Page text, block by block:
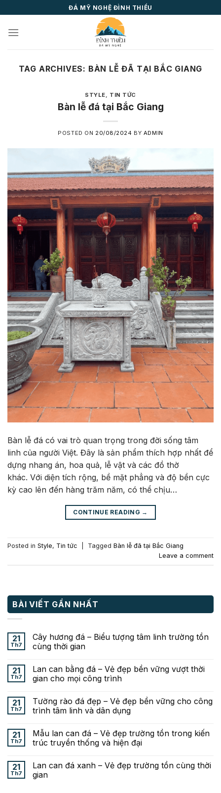
to
content
ĐÁ MỸ NGHỆ ĐÌNH THIỀU
TAG ARCHIVES: BÀN LỄ ĐÃ TẠI BẮC GIANG
STYLE, TIN TỨC
Bàn lễ đá tại Bắc Giang
POSTED ON 20/08/2024 BY ADMIN
Bàn lễ đá có vai trò quan trọng trong đời sống tâm
linh của người Việt. Đây là sản phẩm thích hợp nhất để
dựng nhang án, hoa quả, lễ vật và các đồ thờ
khác. Với diện tích rộng, bề mặt phẳng và độ bền cực
kỳ cao lên đến hàng trăm năm, có thể chịu…
CONTINUE READING →
Posted in Style, Tin tức Tagged Bàn lễ đã tại Bắc Giang
Leave a comment
BÀI VIẾT GẦN NHẤT
21
Th7
Cây hương đá – Biểu tượng tâm linh trường tồn
cùng thời gian
21
Th7
Lan can bằng đá – Vẻ đẹp bền vững vượt thời
gian cho mọi công trình
21
Th7
Tường rào đá đẹp – Vẻ đẹp bền vững cho công
trình tâm linh và dân dụng
21
Th7
Mẫu lan can đá – Vẻ đẹp trường tồn trong kiến
trúc truyền thống và hiện đại
21
Th7
Lan can đá xanh – Vẻ đẹp trường tồn cùng thời
gian